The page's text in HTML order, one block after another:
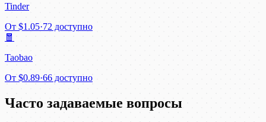
Tinder
От $1.05·72 доступно
🧧
Taobao
От $0.89·66 доступно
Часто задаваемые вопросы